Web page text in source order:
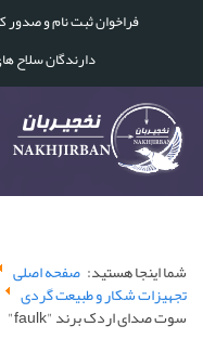
فراخوان ثبت نام و صدور
دارندگان سلاح
شما اینجا هستید: صفحه اصلی
تجهیزات شکار و طبیعت گردی
سوت صدای اردک برند "faulk"